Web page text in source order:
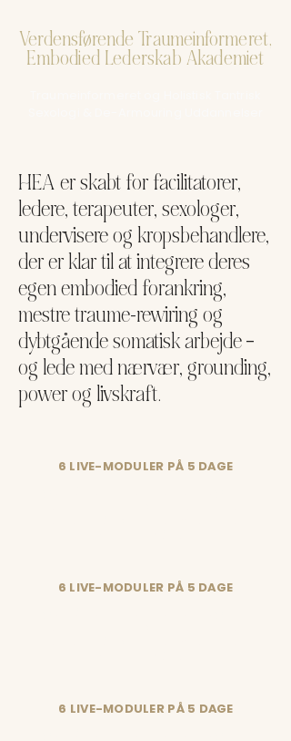
Verdensførende Traumeinformeret,
Embodied Lederskab Akademiet
HEA er skabt for facilitatorer,
ledere, terapeuter, sexologer,
undervisere og kropsbehandlere,
der er klar til at integrere deres
egen embodied forankring,
mestre traume-rewiring og
dybtgående somatisk arbejde –
og lede med nærvær, grounding,
power og livskraft.
6 LIVE-MODULER PÅ 5 DAGE
6 LIVE-MODULER PÅ 5 DAGE
6 LIVE-MODULER PÅ 5 DAGE